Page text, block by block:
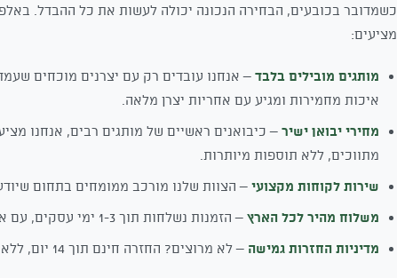
כשמדובר בכובעים, הבחירה הנכונה יכולה לעשות את כל ההבדל.
מציעים:
מותגים מובילים בלבד – אנחנו עובדים רק עם יצרנים מוכחים
איכות מחמירות ומגיע עם אחריות יצרן מלאה.
מחירי יבואן ישיר – כיבואנים ראשיים של מותגים רבים, אנחנו
מתווכים, ללא תוספות מיותרות.
שירות לקוחות מקצועי – הצוות שלנו מורכב ממומחים בתחום
משלוח מהיר לכל הארץ – הזמנות נשלחות תוך 1-3 ימי עסקים, עם אפשרות לאיסוף עצמי מהחנות.
מדיניות החזרות גמישה – לא מרוצים? החזרה חינם תוך 14 יום, ללא שאלות מיותרות.